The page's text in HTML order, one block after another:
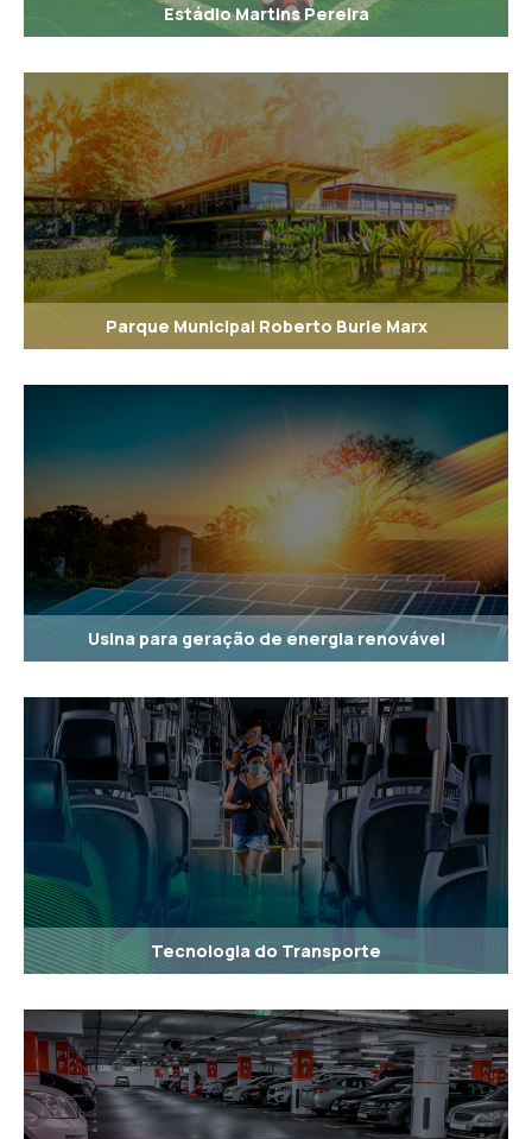
Estádio Martins Pereira
Parque Municipal Roberto Burle Marx
Usina para geração de energia renovável
Tecnologia do Transporte